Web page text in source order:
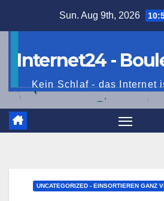
Sun. Aug 9th, 2026
Internet24 -
Kein Schlaf - das Internet
UNCATEGORIZED - EINSORTIEREN GANZ